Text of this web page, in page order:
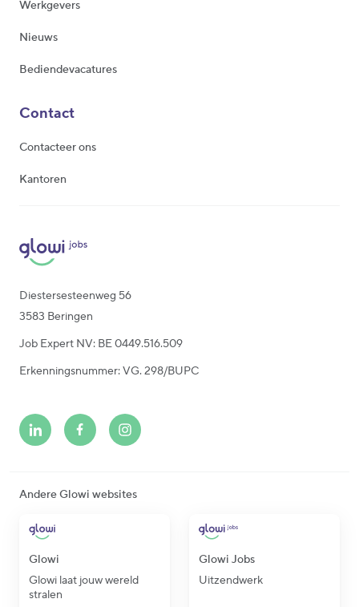
Diestersesteenweg 56
3583 Beringen
Job Expert NV: BE 0449.516.509
Erkenningsnummer: VG. 298/BUPC
Werkgevers
Nieuws
Bediendevacatures
Contact
Contacteer ons
Kantoren
Andere Glowi websites
Glowi
Glowi laat jouw wereld
stralen
Glowi Jobs
Uitzendwerk